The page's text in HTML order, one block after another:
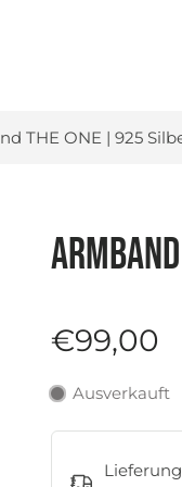
THE ONE | 925
€99,00
Ausverkauft